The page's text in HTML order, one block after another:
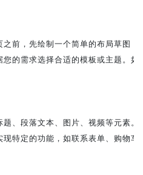
，先绘制一个简单的布局草图，
需求选择合适的模板或主题。如
段落文本、图片、视频等元素。
定的功能，如联系表单、购物车